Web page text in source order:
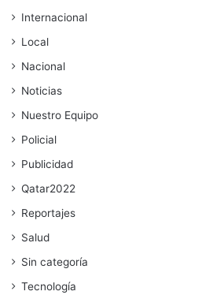
Internacional
Local
Nacional
Noticias
Nuestro Equipo
Policial
Publicidad
Qatar2022
Reportajes
Salud
Sin categoría
Tecnología